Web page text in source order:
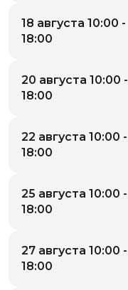
18 августа 10:00 -
18:00
20 августа 10:00 -
18:00
22 августа 10:00 -
18:00
25 августа 10:00 -
18:00
27 августа 10:00 -
18:00